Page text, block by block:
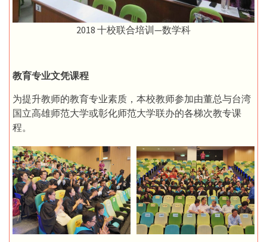
2018 十校联合培训—数学科
教育专业文凭课程
为提升教师的教育专业素质，本校教师参加由董总与台湾
国立高雄师范大学或彰化师范大学联办的各梯次教专课
程。